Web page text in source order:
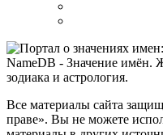
NameDB - Значение имён.
зодиака и астрология.
Все материалы сайта
праве». Вы не можете